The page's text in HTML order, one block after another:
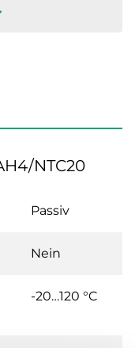
NTC20
Passiv
Nein
-20…120 °C